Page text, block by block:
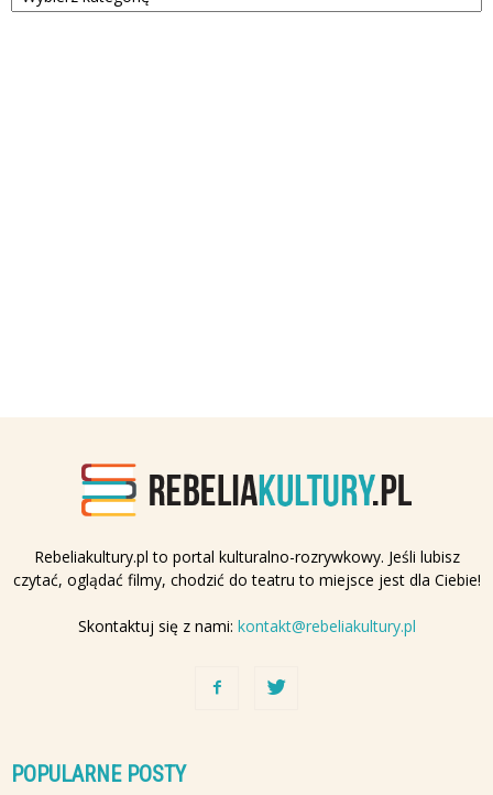
Rebeliakultury.pl to portal kulturalno-rozrywkowy. Jeśli lubisz
czytać, oglądać filmy, chodzić do teatru to miejsce jest dla Ciebie!
Skontaktuj się z nami: kontakt@rebeliakultury.pl
POPULARNE POSTY